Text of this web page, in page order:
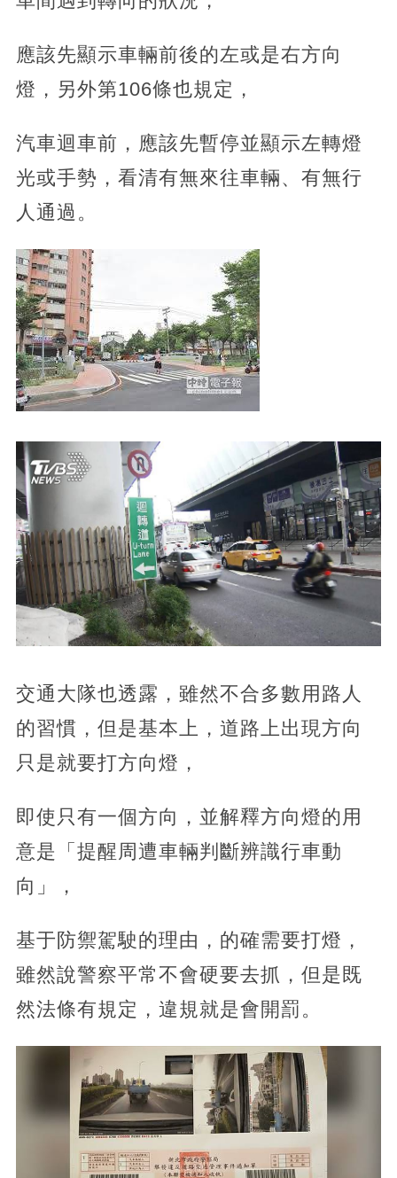
應該先顯示車輛前後的左或是右方向
燈，另外第106條也規定，
汽車迴車前，應該先暫停並顯示左轉燈
光或手勢，看清有無來往車輛、有無行
人通過。
交通大隊也透露，雖然不合多數用路人
的習慣，但是基本上，道路上出現方向
只是就要打方向燈，
即使只有一個方向，並解釋方向燈的用
意是「提醒周遭車輛判斷辨識行車動
向」，
基于防禦駕駛的理由，的確需要打燈，
雖然說警察平常不會硬要去抓，但是既
然法條有規定，違規就是會開罰。